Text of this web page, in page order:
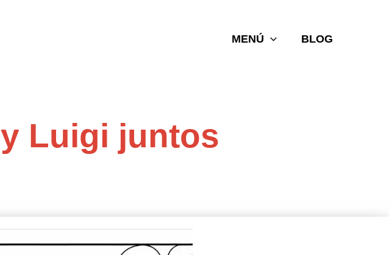
MENÚ BLOG
Luigi juntos